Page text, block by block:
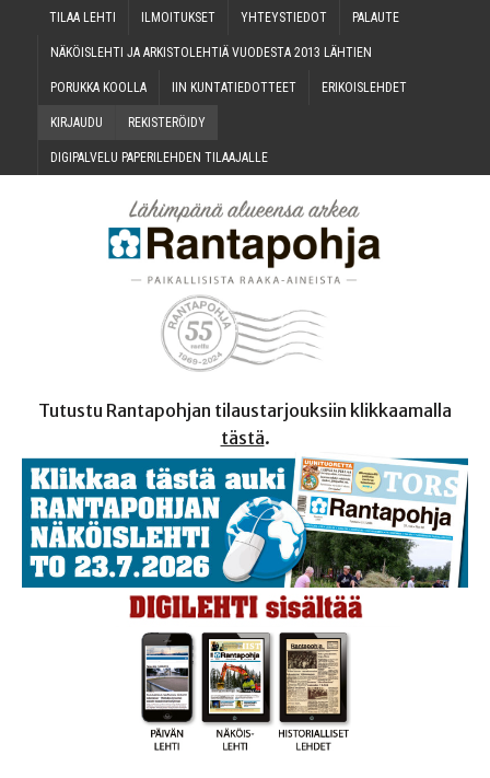
TILAA LEH­TI ILMOI­TUK­SET YHTEYS­TIE­DOT PALAU­TE
NÄKÖIS­LEH­TI JA ARKIS­TO­LEH­TIÄ VUO­DES­TA 2013 LÄHTIEN
PORUK­KA KOOLLA IIN KUN­TA­TIE­DOT­TEET ERI­KOIS­LEH­DET
KIR­JAU­DU REKIS­TE­RÖI­DY
DIGI­PAL­VE­LU PAPE­RI­LEH­DEN TILAAJALLE
Tutustu Rantapohjan tilaustarjouksiin klikkaamalla
tästä.